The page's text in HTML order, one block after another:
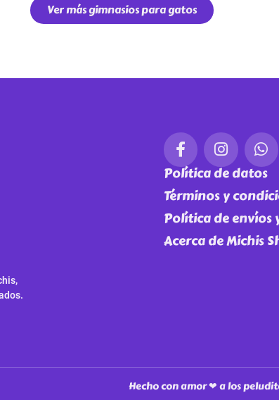
Ver más gimnasios para gatos
Política de datos
Términos y
Política de envíos
Acerca de Michis
Hecho con amor ❤ a los